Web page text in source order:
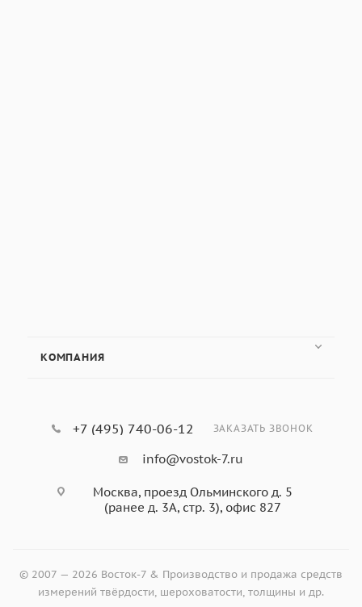
КОМПАНИЯ
+7 (495) 740-06-12 ЗАКАЗАТЬ ЗВОНОК
info@vostok-7.ru
Москва, проезд Ольминского д. 5
(ранее д. 3А, стр. 3), офис 827
© 2007 — 2026 Восток-7 & Производство и продажа средств
измерений твёрдости, шероховатости, толщины и др.